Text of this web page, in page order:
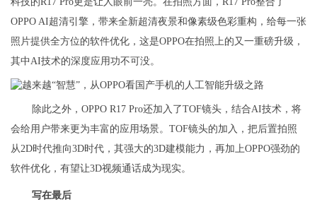
OPPO AI超清引擎，带来全新超清夜景和像素级色彩重构，给每一张
照片提供全方位的软件优化，这是OPPO在拍照上的又一重磅升级，
其中AI技术的深度应用功不可没。
除此之外，OPPO R17 Pro还加入了TOF镜头，结合AI技术，将
会给用户带来更为丰富的应用场景。TOF镜头的加入，把后置拍照
从2D时代推向3D时代，其强大的3D建模能力，再加上OPPO强劲的
软件优化，有望让3D视频通话成为现实。
写在最后